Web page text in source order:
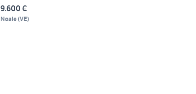
9.600 €
Noale(VE)